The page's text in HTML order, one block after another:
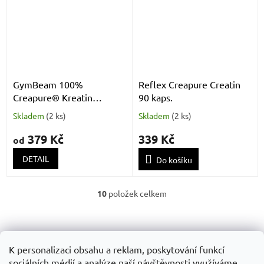
K personalizaci obsahu a reklam, poskytování funkcí
GymBeam 100%
Creapure® Kreatin
monohydrát
Skladem (2 ks)
od 379 Kč
DETAIL
Reflex Creapure Creatin
90 kaps.
Skladem (2 ks)
339 Kč
Do košíku
O
á
a
10 položek celkem
á